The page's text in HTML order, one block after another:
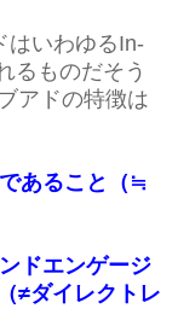
はいわゆるIn-
るものだそう
アドの特徴は
あること（≒
ドエンゲージ
≠ダイレクトレ